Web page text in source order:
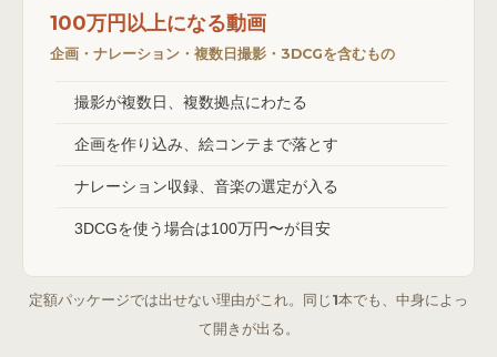
100万円以上になる動画
企画・ナレーション・複数日撮影・3DCGを含むもの
撮影が複数日、複数拠点にわたる
企画を作り込み、絵コンテまで落とす
ナレーション収録、音楽の選定が入る
3DCGを使う場合は100万円〜が目安
定額パッケージでは出せない理由がこれ。同じ1本でも、中身によっ
て開きが出る。